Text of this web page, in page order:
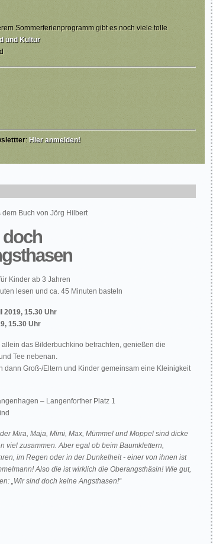
Sommerferienprogramm gibt es noch viele tolle
und Kultur
: Hier anmelden!
dem Buch von Jörg Hilbert
Kinder ab 3 Jahren
lesen und ca. 45 Minuten basteln
2019, 15.30 Uhr
15.30 Uhr
das Bilderbuchkino betrachten, genießen die
Tee nebenan.
dann Groß-/Eltern und Kinder gemeinsam eine Kleinigkeit
– Langenforther Platz 1
Mira, Maja, Mimi, Max, Mümmel und Moppel sind dicke
viel zusammen. Aber egal ob beim Baumklettern,
im Regen oder in der Dunkelheit - einer von ihnen ist
Also die ist wirklich die Oberangsthäsin! Wie gut,
„Wir sind doch keine Angsthasen!“